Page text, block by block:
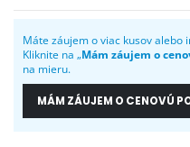
Máte záujem o viac kusov alebo
Kliknite na „Mám záujem o
na mieru.
MÁM ZÁUJEM O CENOVÚ